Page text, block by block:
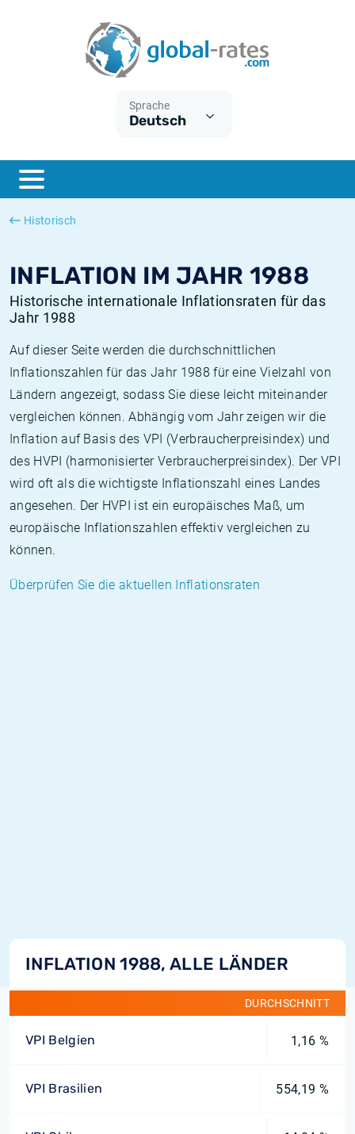
Sprache
Deutsch
Historisch
INFLATION IM JAHR 1988
Historische internationale Inflationsraten für das
Jahr 1988
Auf dieser Seite werden die durchschnittlichen
Inflationszahlen für das Jahr 1988 für eine Vielzahl von
Ländern angezeigt, sodass Sie diese leicht miteinander
vergleichen können. Abhängig vom Jahr zeigen wir die
Inflation auf Basis des VPI (Verbraucherpreisindex) und
des HVPI (harmonisierter Verbraucherpreisindex). Der VPI
wird oft als die wichtigste Inflationszahl eines Landes
angesehen. Der HVPI ist ein europäisches Maß, um
europäische Inflationszahlen effektiv vergleichen zu
können.
Überprüfen Sie die aktuellen Inflationsraten
INFLATION 1988, ALLE LÄNDER
DURCHSCHNITT
VPI Belgien 1,16 %
VPI Brasilien 554,19 %
ESTER
SONIA
Was ist die VPI-Inflation?
Was ist die HVPI-Inflation?
Deutsche inflation
Europäische inflation
Historische Euribor-Sätze
Historische ESTER-Sätze
Historische SOFR-Sätze
Historische SONIA-Sätze
Inflationsrechner